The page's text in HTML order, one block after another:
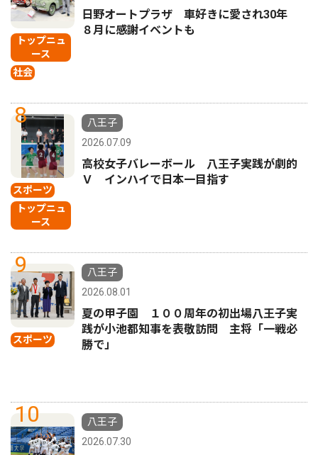
トップニュ
ース
社会
日野オートプラザ 車好きに愛され30年
８月に感謝イベントも
8
スポーツ
トップニュ
ース
八王子
2026.07.09
高校女子バレーボール 八王子実践が劇的
Ｖ インハイで日本一目指す
9
スポーツ
八王子
2026.08.01
夏の甲子園 １００周年の初出場八王子実
践が小池都知事を表敬訪問 主将「一戦必
勝で」
10
八王子
2026.07.30